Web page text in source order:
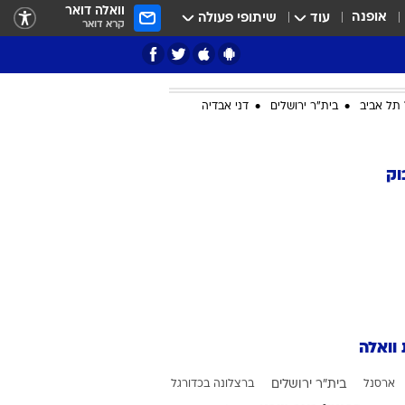
אופנה עוד שיתופי פעולה וואלה דואר
קרא דואר
תל אביב בית"ר ירושלים דני אבדיה
וואלה
ארסנל בית"ר ירושלים ברצלונה בכדורגל